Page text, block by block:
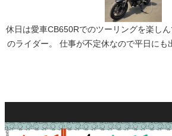
休日は愛車CB650Rでのツーリングを楽し
のライダー。 仕事が不定休なので平日にも